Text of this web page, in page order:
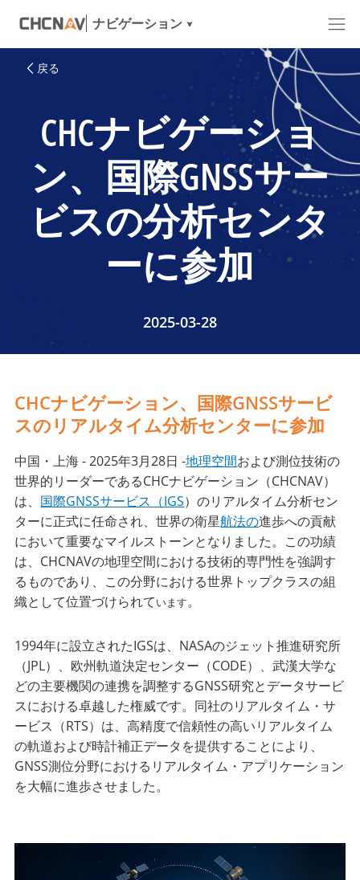
ナビゲーション
戻る
CHCナビゲーショ
ン、国際GNSSサー
ビスの分析センタ
ーに参加
2025-03-28
CHCナビゲーション、国際GNSSサービ
スのリアルタイム分析センターに参加
中国・上海 - 2025年3月28日 -地理空間および測位技術の
世界的リーダーであるCHCナビゲーション（CHCNAV）
は、 国際GNSSサービス（IGS）のリアルタイム分析セン
ターに正式に任命され、世界の衛星航法の進歩への貢献
において重要なマイルストーンとなりました。この功績
は、CHCNAVの地理空間における技術的専門性を強調す
るものであり、この分野における世界トップクラスの組
織として位置づけられて います。
1994年に設立されたIGSは、NASAのジェット推進研究所
（JPL）、欧州軌道決定センター（CODE）、武漢大学な
どの主要機関の連携を調整するGNSS研究とデータサービ
スにおける卓越した権威です。同社のリアルタイム・サ
ービス（RTS）は、高精度で信頼性の高いリアルタイム
の軌道および時計補正データを提供することにより、
GNSS測位分野におけるリアルタイム・アプリケーション
を大幅に進歩させました。